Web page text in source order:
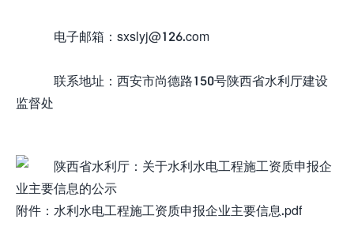
电子邮箱：sxslyj@126.com
联系地址：西安市尚德路150号陕西省水利厅建设
监督处
附件：水利水电工程施工资质申报企业主要信息.pdf